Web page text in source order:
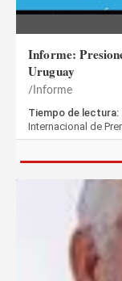
Informe:
Uruguay
Informe
Tiempo de lectura:
Internacional de